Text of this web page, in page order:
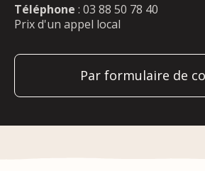
Téléphone : 03 88 50 78 40
Prix d'un appel local
Par formulaire de